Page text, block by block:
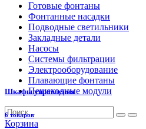
Готовые фонтаны
Фонтанные насадки
Подводные светильники
Закладные детали
Насосы
Системы фильтрации
Электрооборудование
Плавающие фонтаны
Пешеходные модули
Корзина
Шкафы управления
6 товаров